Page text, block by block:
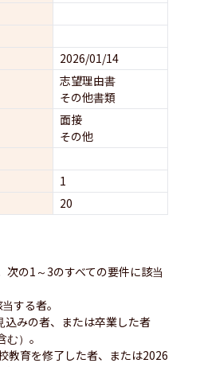
2026/01/14
志望理由書
その他書類
面接
その他
1
20
の1～3のすべての要件に該当
する者。
みの者、または卒業した者
）。
育を修了した者、または2026